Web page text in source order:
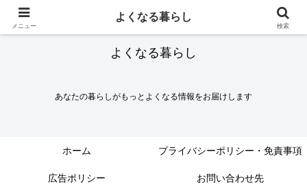
よくなる暮らし
あなたの暮らしがもっとよくなる情報をお届けします
ホーム プライバシーポリシー・免責事項
広告ポリシー お問い合わせ先
メニュー
よくなる暮らし
検索